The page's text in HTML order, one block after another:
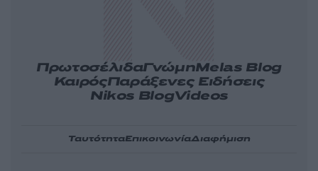
ΠρωτοσέλιδαΓνώμηMelas Blog
ΚαιρόςΠαράξενες Ειδήσεις
Nikos BlogVideos
ΤαυτότηταΕπικοινωνίαΔιαφήμιση